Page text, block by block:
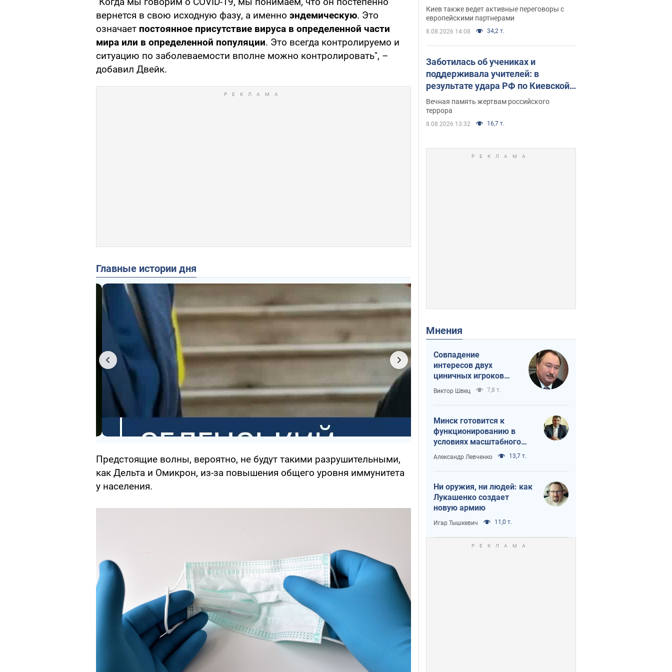
вернется в свою исходную фазу, а именно эндемическую. Это
означает постоянное присутствие вируса в определенной части
мира или в определенной популяции. Это всегда контролируемо и
ситуацию по заболеваемости вполне можно контролировать", –
добавил Двейк.
Главные истории дня
Предстоящие волны, вероятно, не будут такими разрушительными,
как Дельта и Омикрон, из-за повышения общего уровня иммунитета
у населения.
Зеленский раскрыл подробности
Киев также ведет активные переговоры с
европейскими партнерами
8.08.2026 14:08 34,2 т.
Заботилась об учениках и
поддерживала учителей: в
результате удара РФ по Киевской
области погибли директор
киевского лицея, её муж и внук
Вечная память жертвам российского
террора
8.08.2026 13:32 16,7 т.
Мнения
Совпадение
интересов двух
циничных игроков
или тайный план
Трампа и Путина?
Виктор Швец 7,8 т.
Минск готовится к
функционированию в
условиях масштабного
военного кризиса
Александр Левченко 13,7 т.
Ни оружия, ни людей: как
Лукашенко создает
новую армию
Игар Тышкевич 11,0 т.